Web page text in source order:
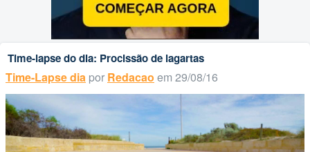
Time-lapse do dia: Procissão de lagartas
Time-Lapse dia por Redacao em 29/08/16